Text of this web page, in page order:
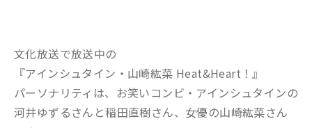
文化放送で放送中の
『アインシュタイン・山崎紘菜 Heat&Heart！』
パーソナリティは、お笑いコンビ・アインシュタインの
河井ゆずるさんと稲田直樹さん、女優の山崎紘菜さん